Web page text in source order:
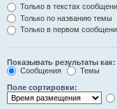
Только в текстах
Только по названию темы
Только в первом
Показывать результаты как:
Сообщения
Темы
Поле сортировки: